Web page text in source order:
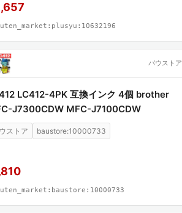
バウストア
LC412-4PK 互換インク 4個 brother
J7300CDW MFC-J7100CDW
ストア baustore:10000733